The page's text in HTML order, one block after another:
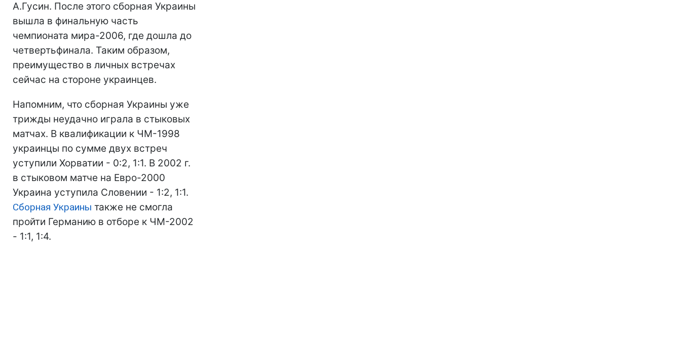
А.Гусин. После этого сборная Украины
вышла в финальную часть
чемпионата мира-2006, где дошла до
четвертьфинала. Таким образом,
преимущество в личных встречах
сейчас на стороне украинцев.
Напомним, что сборная Украины уже
трижды неудачно играла в стыковых
матчах. В квалификации к ЧМ-1998
украинцы по сумме двух встреч
уступили Хорватии - 0:2, 1:1. В 2002 г.
в стыковом матче на Евро-2000
Украина уступила Словении - 1:2, 1:1.
Сборная Украины также не смогла
пройти Германию в отборе к ЧМ-2002
- 1:1, 1:4.